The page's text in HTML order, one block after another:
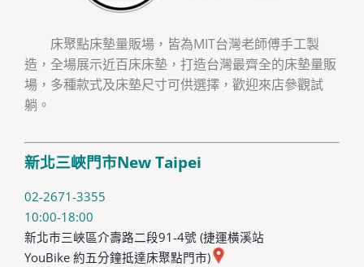
床聚點床墊量販場，皆為MIT台灣老師傅手工製
造，全場展示近百床床墊，打造台灣最齊全的床墊量販
場，多種款式及床墊尺寸可供選擇，歡迎來店參觀試
躺。
新北三峽門市New Taipei
02-2671-3355
10:00-18:00
新北市三峽區介壽路二段91-4號 (捷運橫溪站
YouBike 約五分鐘抵達床聚點門市)